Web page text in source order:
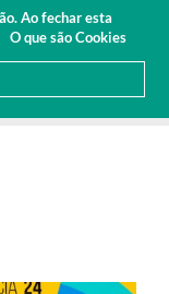
Ao fechar esta
O que são Cookies
Área Cliente